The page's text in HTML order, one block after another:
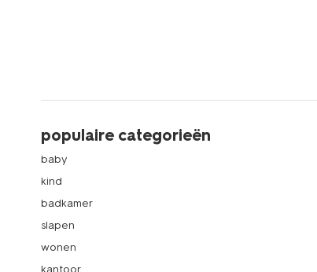
populaire categorieën
baby
kind
badkamer
slapen
wonen
kantoor